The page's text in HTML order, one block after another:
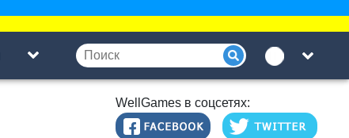
WellGames в соцсетях: